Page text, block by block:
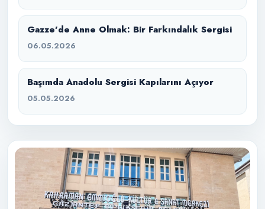
Gazze’de Anne Olmak: Bir Farkındalık Sergisi
06.05.2026
Başımda Anadolu Sergisi Kapılarını Açıyor
05.05.2026